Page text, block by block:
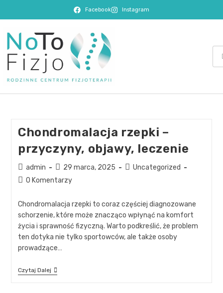
Facebook Instagram
Chondromalacja rzepki –
przyczyny, objawy, leczenie
admin 29 marca, 2025
Uncategorized
0 Komentarzy
Chondromalacja rzepki to coraz częściej diagnozowane
schorzenie, które może znacząco wpłynąć na komfort
życia i sprawność fizyczną. Warto podkreślić, że problem
ten dotyka nie tylko sportowców, ale także osoby
prowadzące…
Czytaj Dalej